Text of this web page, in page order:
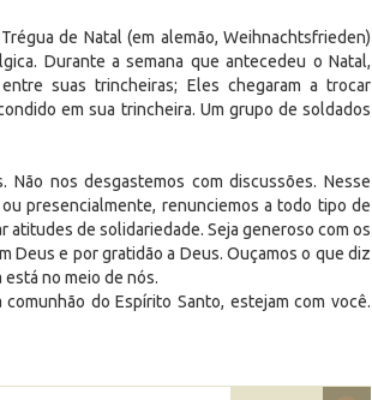
de Natal (em alemão, Weihnachtsfrieden)
Durante a semana que antecedeu o Natal,
suas trincheiras; Eles chegaram a trocar
em sua trincheira. Um grupo de soldados
nos desgastemos com discussões. Nesse
presencialmente, renunciemos a todo tipo de
atitudes de solidariedade. Seja generoso com os
Deus e por gratidão a Deus. Ouçamos o que diz
está no meio de nós.
do Espírito Santo, estejam com você.